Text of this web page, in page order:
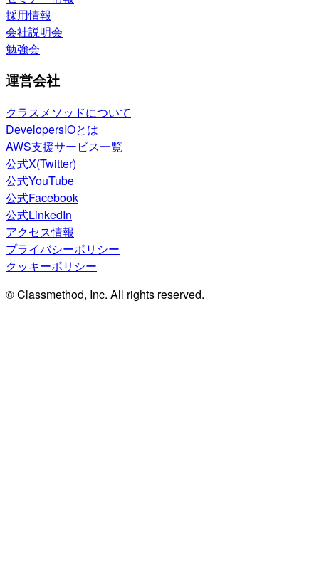
採用情報
会社説明会
勉強会
運営会社
クラスメソッドについて
DevelopersIOとは
AWS支援サービス一覧
公式X(Twitter)
公式YouTube
公式Facebook
公式LinkedIn
アクセス情報
プライバシーポリシー
クッキーポリシー
© Classmethod, Inc. All rights reserved.